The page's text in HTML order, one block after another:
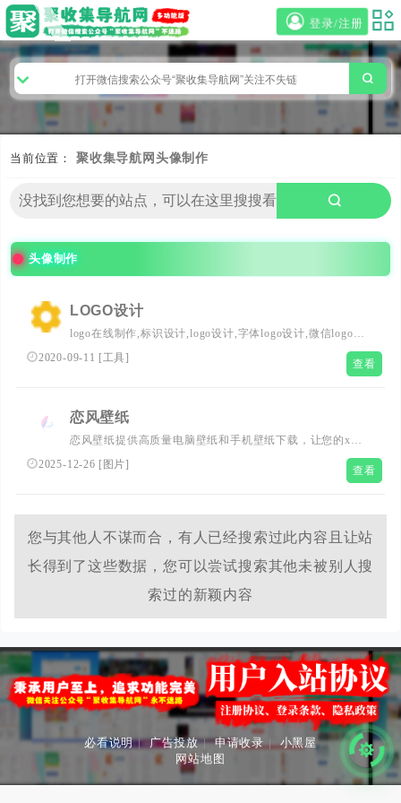
登录/注册
当前位置： 聚收集导航网 头像制作
头像制作
LOGO设计
logo在线制作,标识设计,logo设计,字体logo设计,微信logo头
像制作,美团店招制作,饿了么店招制作
2020-09-11 [工具] 查看
恋风壁纸
恋风壁纸提供高质量电脑壁纸和手机壁纸下载，让您的x与
众不同。免费壁纸，高清壁纸，美丽图片。
2025-12-26 [ 图片] 查看
您与其他人不谋而合，有人已经搜索过此内容且让站
长得到了这些数据，您可以尝试搜索其他未被别人搜
索过的新颖内容
必看说明 | 广告投放 | 申请收录 | 小黑屋
网站地图